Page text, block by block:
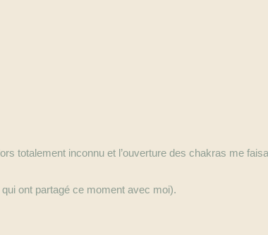
totalement inconnu et l’ouverture des chakras me
ont partagé ce moment avec moi).